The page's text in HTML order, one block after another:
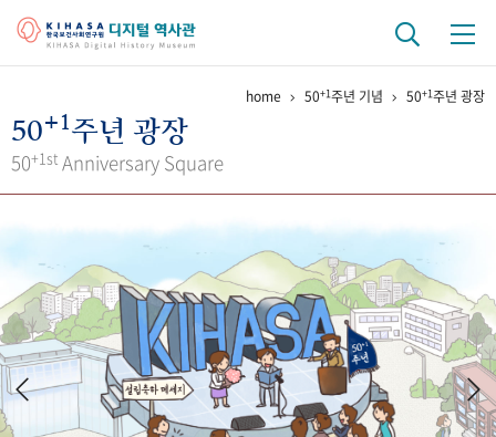
걸어온 길 기관 변천사
키워드로 보는 연구 역사
연구자들
간행물 변천사
기록물 아카이브
사진 아카이브 문서 기록물 행정박물 영상 기록물
home 50+1주년 기념 50+1주년 광장
50+1주년 광장
50+1st Anniversary Square